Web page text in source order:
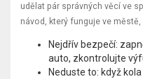
udělat pár správných věcí ve
návod, který funguje ve
Nejdřív bezpečí:
auto, zkontrolujte
Neduste to: když